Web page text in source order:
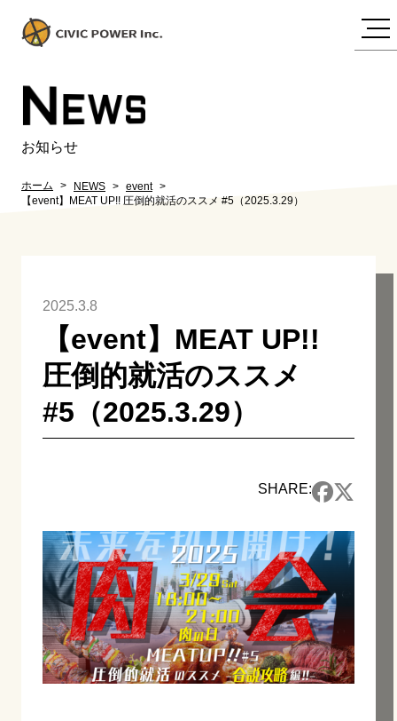
NEWS
お知らせ
ホーム NEWS
event
【event】MEAT UP!! 圧倒的就活のススメ #5（2025.3.29）
2025.3.8
【event】MEAT UP!!
圧倒的就活のススメ
#5（2025.3.29）
SHARE: